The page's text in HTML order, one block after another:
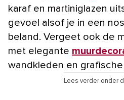
karaf en martiniglazen
gevoel alsof je in een
beland. Vergeet ook de
met elegante
wandkleden en
Lees verder onder